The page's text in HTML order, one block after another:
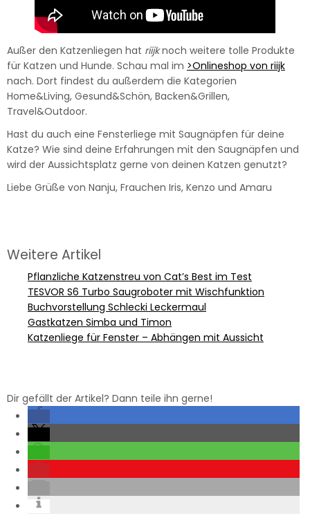
Außer den Katzenliegen hat riijknoch weitere tolle Produkte
für Katzen und Hunde. Schau mal im >Onlineshop von riijk
nach. Dort findest du außerdem die Kategorien
Home&Living, Gesund&Schön, Backen&Grillen,
Travel&Outdoor.
Hast du auch eine Fensterliege mit Saugnäpfen für deine
Katze? Wie sind deine Erfahrungen mit den Saugnäpfen und
wird der Aussichtsplatz gerne von deinen Katzen genutzt?
Liebe Grüße von Nanju, Frauchen Iris, Kenzo und Amaru
Weitere Artikel
Pflanzliche Katzenstreu von Cat’s Best im Test
TESVOR S6 Turbo Saugroboter mit Wischfunktion
Buchvorstellung Schlecki Leckermaul
Gastkatzen Simba und Timon
Katzenliege für Fenster – Abhängen mit Aussicht
Dir gefällt der Artikel? Dann teile ihn gerne!